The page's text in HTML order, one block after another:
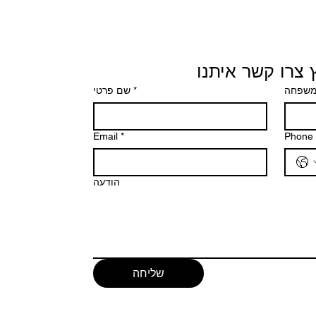
צרו קשר איתנו
שם פרטי *
Email * Phone
הודעה
שליחה